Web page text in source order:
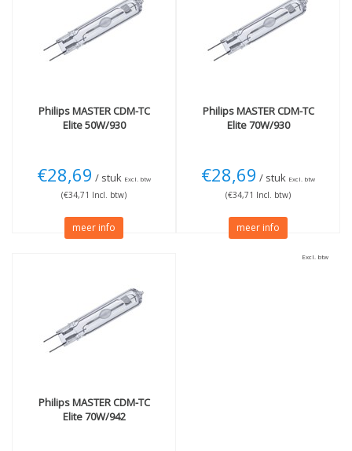
PhilipsMASTER CDM-TC
Elite 50W/930
€28,69 / stuk Excl. btw
(€34,71 Incl. btw)
meer info
PhilipsMASTER CDM-TC
Elite 70W/930
€28,69 / stuk Excl. btw
(€34,71 Incl. btw)
meer info
PhilipsMASTER CDM-TC
Elite 70W/942
Excl. btw